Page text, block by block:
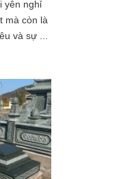
yên nghỉ
mà còn là
và sự ...